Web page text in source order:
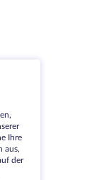
Ihre
aus,
der